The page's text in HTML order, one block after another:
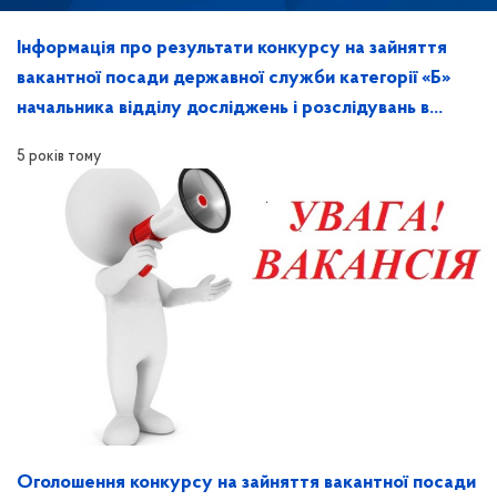
Інформація про результати конкурсу на зайняття
вакантної посади державної служби категорії «Б»
начальника відділу досліджень і розслідувань в
5 років тому
Оголошення конкурсу на зайняття вакантної посади